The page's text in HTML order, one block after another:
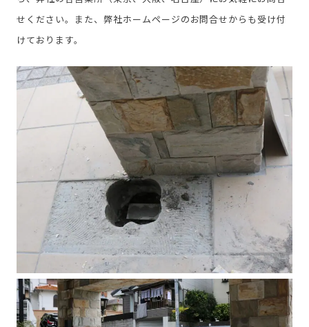
せください。また、弊社ホームページのお問合せからも受け付
けております。